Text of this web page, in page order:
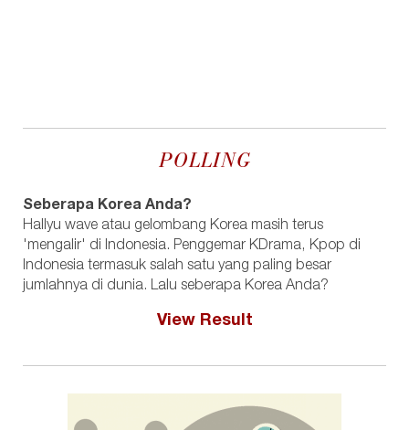
POLLING
Seberapa Korea Anda?
Hallyu wave atau gelombang Korea masih terus
'mengalir' di Indonesia. Penggemar KDrama, Kpop di
Indonesia termasuk salah satu yang paling besar
jumlahnya di dunia. Lalu seberapa Korea Anda?
View Result